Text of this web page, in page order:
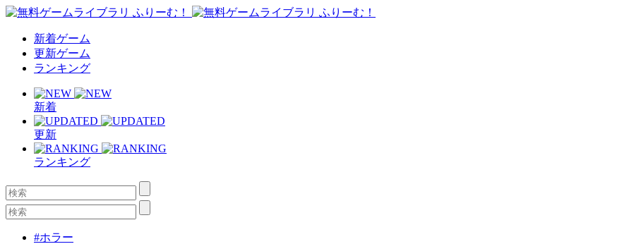
新着ゲーム
更新ゲーム
ランキング
新着
更新
ランキング
#ホラー